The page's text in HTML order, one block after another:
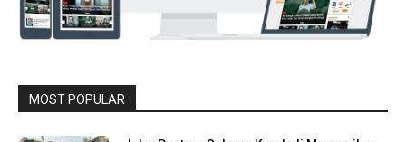
MOST POPULAR